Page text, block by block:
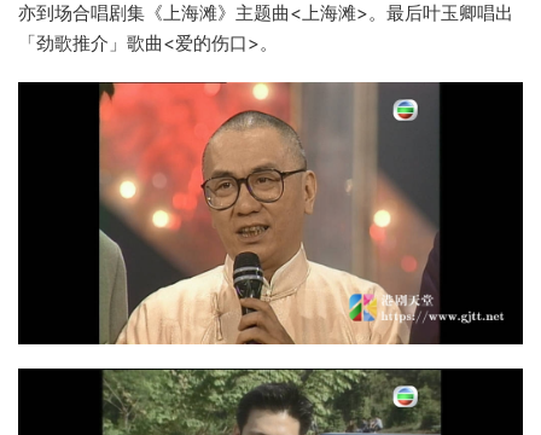
亦到场合唱剧集《上海滩》主题曲<上海滩>。最后叶玉卿唱出
「劲歌推介」歌曲<爱的伤口>。